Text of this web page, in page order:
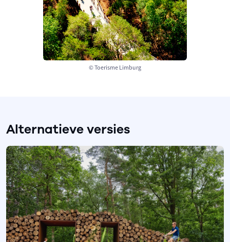
© Toerisme Limburg
Alternatieve versies